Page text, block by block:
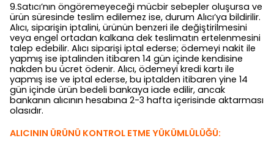
9.Satıcı’nın öngöremeyeceği mücbir sebepler oluşursa ve
ürün süresinde teslim edilemez ise, durum Alıcı’ya bildirilir.
Alıcı, siparişin iptalini, ürünün benzeri ile değiştirilmesini
veya engel ortadan kalkana dek teslimatın ertelenmesini
talep edebilir. Alıcı siparişi iptal ederse; ödemeyi nakit ile
yapmış ise iptalinden itibaren 14 gün içinde kendisine
nakden bu ücret ödenir. Alıcı, ödemeyi kredi kartı ile
yapmış ise ve iptal ederse, bu iptalden itibaren yine 14
gün içinde ürün bedeli bankaya iade edilir, ancak
bankanın alıcının hesabına 2-3 hafta içerisinde aktarması
olasıdır.
ALICININ ÜRÜNÜ KONTROL ETME YÜKÜMLÜLÜĞÜ: